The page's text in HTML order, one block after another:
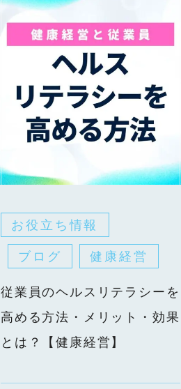
お役立ち情報
ブログ
健康経営
従業員のヘルスリテラシーを
高める方法・メリット・効果
とは？【健康経営】